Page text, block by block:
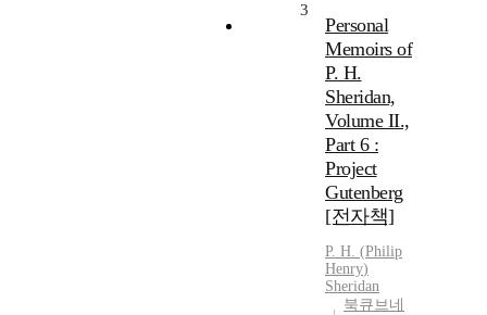
3
Personal
Memoirs of
P. H.
Sheridan,
Volume II.,
Part 6 :
Project
Gutenberg
[전자책]
P. H. (Philip
Henry)
Sheridan
북큐브네